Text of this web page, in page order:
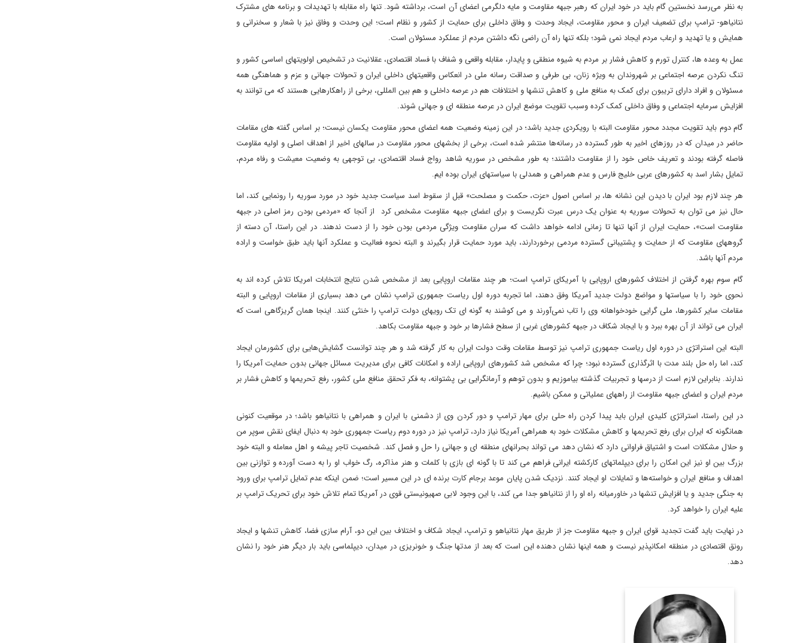
به نظر می‌رسد نخستین گام باید در خود ایران که رهبر جبهه مقاومت و مایه دلگرمی اعضای آن است، برداشته شود. تنها راه مقابله با تهدیدات و برنامه های مشترک
نتانیاهو- ترامپ برای تضعیف ایران و محور مقاومت، ایجاد وحدت و وفاق داخلی برای حمایت از کشور و نظام است؛ این وحدت و وفاق نیز با شعار و سخنرانی و
همایش و یا تهدید و ارعاب مردم ایجاد نمی شود؛ بلکه تنها راه آن راضی نگه داشتن مردم از عملکرد مسئولان است.
عمل به وعده ها، کنترل تورم و کاهش فشار بر مردم به شیوه منطقی و پایدار، مقابله واقعی و شفاف با فساد اقتصادی، عقلانیت در تشخیص اولویتهای اساسی کشور و
تنگ نکردن عرصه اجتماعی بر شهروندان به ویژه زنان، بی طرفی و صداقت رسانه ملی در انعکاس واقعیتهای داخلی ایران و تحولات جهانی و عزم و هماهنگی همه
مسئولان و افراد دارای تریبون برای کمک به منافع ملی و کاهش تنشها و اختلافات هم در عرصه داخلی و هم بین المللی، برخی از راهکارهایی هستند که می توانند به
افزایش سرمایه اجتماعی و وفاق داخلی کمک کرده وسبب تقویت موضع ایران در عرصه منطقه ای و جهانی شوند.
گام دوم باید تقویت مجدد محور مقاومت البته با رویکردی جدید باشد؛ در این زمینه وضعیت همه اعضای محور مقاومت یکسان نیست؛ بر اساس گفته های مقامات
حاضر در میدان که در روزهای اخیر به طور گسترده در رسانه‌ها منتشر شده است، برخی از بخشهای محور مقاومت در سالهای اخیر از اهداف اصلی و اولیه مقاومت
فاصله گرفته بودند و تعریف خاص خود را از مقاومت داشتند؛ به طور مشخص در سوریه شاهد رواج فساد اقتصادی، بی توجهی به وضعیت معیشت و رفاه مردم،
تمایل بشار اسد به کشورهای عربی خلیج فارس و عدم همراهی و همدلی با سیاستهای ایران بوده ایم.
هر چند لازم بود ایران با دیدن این نشانه ها، بر اساس اصول «عزت، حکمت و مصلحت» قبل از سقوط اسد سیاست جدید خود در مورد سوریه را رونمایی کند، اما
حال نیز می توان به تحولات سوریه به عنوان یک درس عبرت نگریست و برای اعضای جبهه مقاومت مشخص کرد از آنجا که «مردمی بودن رمز اصلی در جبهه
مقاومت است»، حمایت ایران از آنها تنها تا زمانی ادامه خواهد داشت که سران مقاومت ویژگی مردمی بودن خود را از دست ندهند. در این راستا، آن دسته از
گروههای مقاومت که از حمایت و پشتیبانی گسترده مردمی برخوردارند، باید مورد حمایت قرار بگیرند و البته نحوه فعالیت و عملکرد آنها باید طبق خواست و اراده
مردم آنها باشد.
گام سوم بهره گرفتن از اختلاف کشورهای اروپایی با آمریکای ترامپ است؛ هر چند مقامات اروپایی بعد از مشخص شدن نتایج انتخابات امریکا تلاش کرده اند به
نحوی خود را با سیاستها و مواضع دولت جدید آمریکا وفق دهند، اما تجربه دوره اول ریاست جمهوری ترامپ نشان می دهد بسیاری از مقامات اروپایی و البته
مقامات سایر کشورها، ملی گرایی خودخواهانه وی را تاب نمی‌آورند و می کوشند به گونه ای تک رویهای دولت ترامپ را خنثی کنند. اینجا همان گریزگاهی است که
ایران می تواند از آن بهره ببرد و با ایجاد شکاف در جبهه کشورهای غربی از سطح فشارها بر خود و جبهه مقاومت بکاهد.
البته این استراتژی در دوره اول ریاست جمهوری ترامپ نیز توسط مقامات وقت دولت ایران به کار گرفته شد و هر چند توانست گشایش‌هایی برای کشورمان ایجاد
کند، اما راه حل بلند مدت با اثرگذاری گسترده نبود؛ چرا که مشخص شد کشورهای اروپایی اراده و امکانات کافی برای مدیریت مسائل جهانی بدون حمایت آمریکا را
ندارند. بنابراین لازم است از درسها و تجربیات گذشته بیاموزیم و بدون توهم و آرمانگرایی بی پشتوانه، به فکر تحقق منافع ملی کشور، رفع تحریمها و کاهش فشار بر
مردم ایران و اعضای جبهه مقاومت از راههای عملیاتی و ممکن باشیم.
در این راستا، استراتژی کلیدی ایران باید پیدا کردن راه حلی برای مهار ترامپ و دور کردن وی از دشمنی با ایران و همراهی با نتانیاهو باشد؛ در موقعیت کنونی
همانگونه که ایران برای رفع تحریمها و کاهش مشکلات خود به همراهی آمریکا نیاز دارد، ترامپ نیز در دوره دوم ریاست جمهوری خود به دنبال ایفای نقش سوپر من
و حلال مشکلات است و اشتیاق فراوانی دارد که نشان دهد می تواند بحرانهای منطقه ای و جهانی را حل و فصل کند. شخصیت تاجر پیشه و اهل معامله و البته خود
بزرگ بین او نیز این امکان را برای دیپلماتهای کارکشته ایرانی فراهم می کند تا با گونه ای بازی با کلمات و هنر مذاکره، رگ خواب او را به دست آورده و توازنی بین
اهداف و منافع ایران و خواسته‌ها و تمایلات او ایجاد کنند. نزدیک شدن پایان موعد برجام کارت برنده ای در این مسیر است؛ ضمن اینکه عدم تمایل ترامپ برای ورود
به جنگی جدید و یا افزایش تنشها در خاورمیانه راه او را از نتانیاهو جدا می کند، با این وجود لابی صهیونیستی قوی در آمریکا تمام تلاش خود برای تحریک ترامپ بر
علیه ایران را خواهد کرد.
در نهایت باید گفت تجدید قوای ایران و جبهه مقاومت جز از طریق مهار نتانیاهو و ترامپ، ایجاد شکاف و اختلاف بین این دو، آرام سازی فضا، کاهش تنشها و ایجاد
رونق اقتصادی در منطقه امکانپذیر نیست و همه اینها نشان دهنده این است که بعد از مدتها جنگ و خونریزی در میدان، دیپلماسی باید بار دیگر هنر خود را نشان
دهد.
دکتر محمد مهدی
مظاهری، استاد دانشگاه،